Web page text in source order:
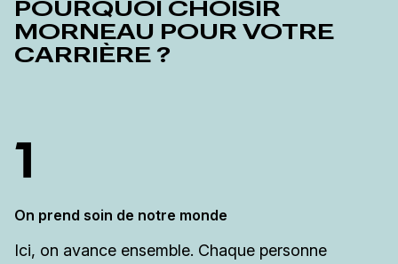
POURQUOI CHOISIR
MORNEAU POUR VOTRE
CARRIÈRE ?
On prend soin de notre monde
Ici, on avance ensemble. Chaque personne